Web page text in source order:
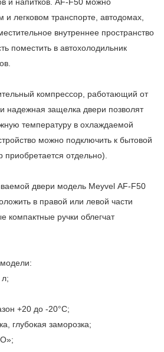
и легковом транспорте, автодомах,
внутреннее пространство
поместить в автохолодильник
компрессор, работающий от
надежная защелка двери позволят
температуру в охлаждаемой
можно подключить к бытовой
отдельно).
двери модель Meyvel AF-F50
в правой или левой части
компактные ручки облегчат
+20 до -20°C;
глубокая заморозка;